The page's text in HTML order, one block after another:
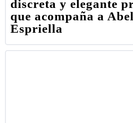
discreta y elegante
que acompaña a
Espriella